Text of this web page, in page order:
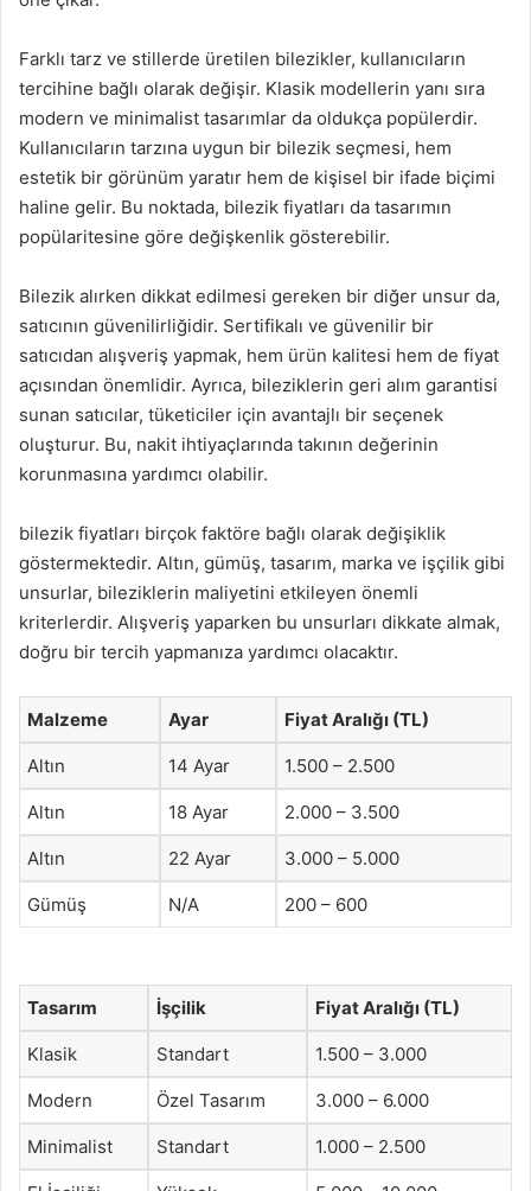
Farklı tarz ve stillerde üretilen bilezikler, kullanıcıların
tercihine bağlı olarak değişir. Klasik modellerin yanı sıra
modern ve minimalist tasarımlar da oldukça popülerdir.
Kullanıcıların tarzına uygun bir bilezik seçmesi, hem
estetik bir görünüm yaratır hem de kişisel bir ifade biçimi
haline gelir. Bu noktada, bilezik fiyatları da tasarımın
popülaritesine göre değişkenlik gösterebilir.
Bilezik alırken dikkat edilmesi gereken bir diğer unsur da,
satıcının güvenilirliğidir. Sertifikalı ve güvenilir bir
satıcıdan alışveriş yapmak, hem ürün kalitesi hem de fiyat
açısından önemlidir. Ayrıca, bileziklerin geri alım garantisi
sunan satıcılar, tüketiciler için avantajlı bir seçenek
oluşturur. Bu, nakit ihtiyaçlarında takının değerinin
korunmasına yardımcı olabilir.
bilezik fiyatları birçok faktöre bağlı olarak değişiklik
göstermektedir. Altın, gümüş, tasarım, marka ve işçilik gibi
unsurlar, bileziklerin maliyetini etkileyen önemli
kriterlerdir. Alışveriş yaparken bu unsurları dikkate almak,
doğru bir tercih yapmanıza yardımcı olacaktır.
Malzeme Ayar Fiyat Aralığı (TL)
Altın 14 Ayar 1.500 – 2.500
Altın 18 Ayar 2.000 – 3.500
Altın 22 Ayar 3.000 – 5.000
Gümüş N/A 200 – 600
Tasarım İşçilik Fiyat Aralığı (TL)
Klasik Standart 1.500 – 3.000
Modern Özel Tasarım 3.000 – 6.000
Minimalist Standart 1.000 – 2.500